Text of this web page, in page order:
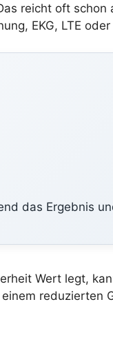
reicht oft schon
EKG, LTE
das Ergebnis
Wert legt,
reduzierten